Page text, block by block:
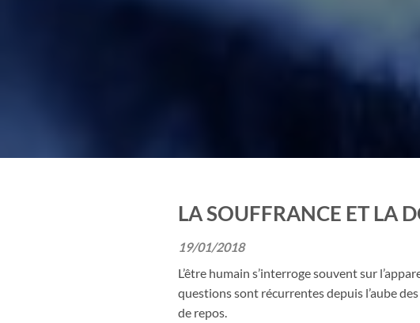
LA SOUFFRANCE ET LA
19/01/2018
L’être humain s’interroge souvent sur
questions sont récurrentes depuis l’aube
de repos.